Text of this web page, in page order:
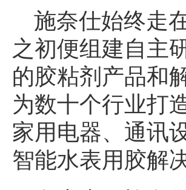
施奈仕始终走
之初便组建自主
的胶粘剂产品和
为数十个行业打
家用电器、通讯
智能水表用胶解